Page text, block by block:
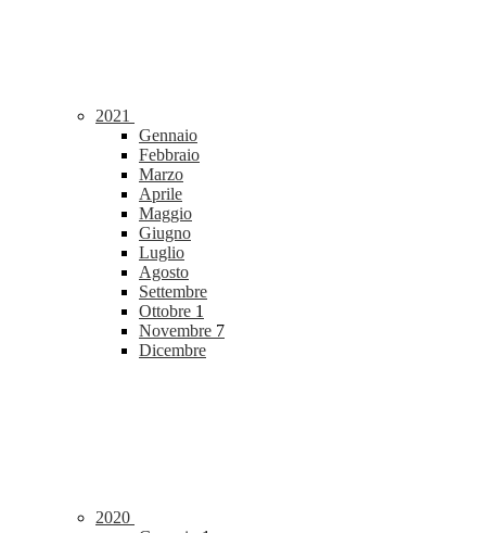
2021
Gennaio
Febbraio
Marzo
Aprile
Maggio
Giugno
Luglio
Agosto
Settembre
Ottobre 1
Novembre 7
Dicembre
2020